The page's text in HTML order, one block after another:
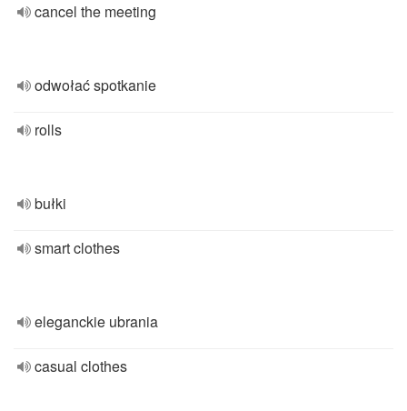
cancel the meeting
odwołać spotkanie
rolls
bułki
smart clothes
eleganckie ubrania
casual clothes